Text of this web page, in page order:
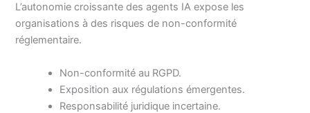
L’autonomie croissante des agents IA expose les
organisations à des risques de non-conformité
réglementaire.
Non-conformité au RGPD.
Exposition aux régulations émergentes.
Responsabilité juridique incertaine.